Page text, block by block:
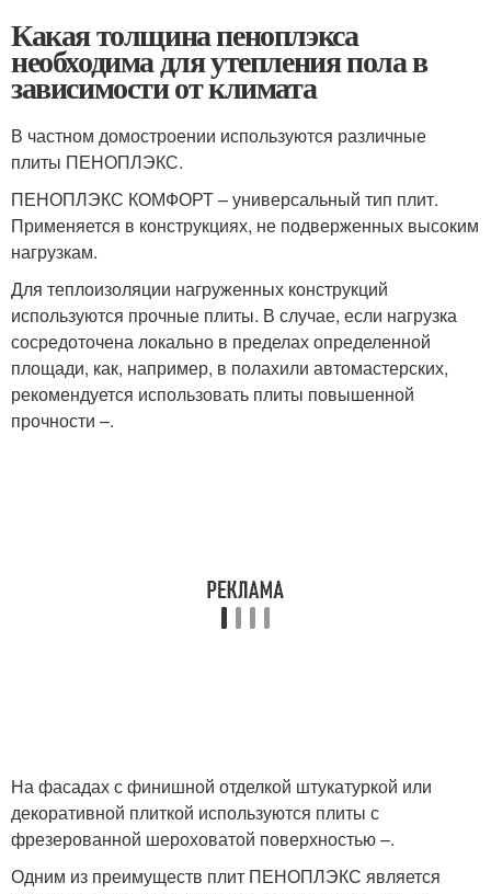
Какая толщина пеноплэкса
необходима для утепления пола в
зависимости от климата
В частном домостроении используются различные
плиты ПЕНОПЛЭКС.
ПЕНОПЛЭКС КОМФОРТ – универсальный тип плит.
Применяется в конструкциях, не подверженных высоким
нагрузкам.
Для теплоизоляции нагруженных конструкций
используются прочные плиты. В случае, если нагрузка
сосредоточена локально в пределах определенной
площади, как, например, в полахили автомастерских,
рекомендуется использовать плиты повышенной
прочности –.
На фасадах с финишной отделкой штукатуркой или
декоративной плиткой используются плиты с
фрезерованной шероховатой поверхностью –.
Одним из преимуществ плит ПЕНОПЛЭКС является